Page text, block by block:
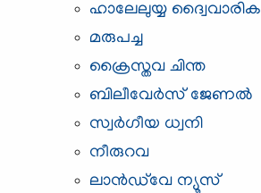
ഹാലേലുയ്യ ദ്വൈവാരിക
മരുപച്ച
ക്രൈസ്തവ ചിന്ത
ബിലീവേര്‍സ് ജേണല്‍
സ്വര്‍ഗീയ ധ്വനി
നീരുറവ
ലാന്‍ഡ്‌വേ ന്യൂസ്‌